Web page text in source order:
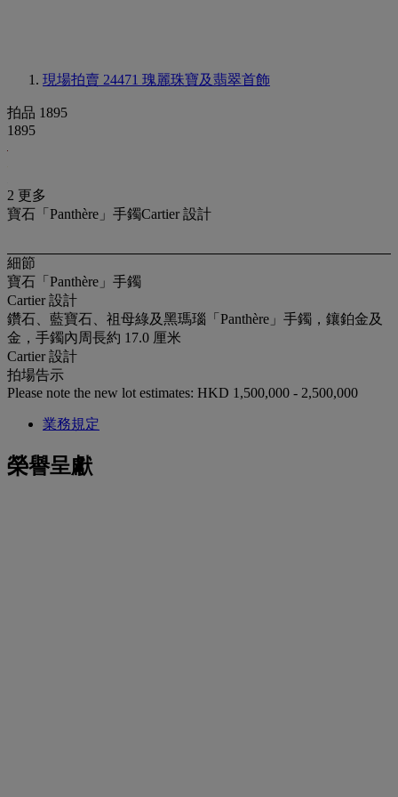
現場拍賣 24471 瑰麗珠寶及翡翠首飾
拍品 1895
1895
2 更多
寶石「Panthère」手鐲Cartier 設計
細節
寶石「Panthère」手鐲
Cartier 設計
鑽石、藍寶石、祖母綠及黑瑪瑙「Panthère」手鐲，鑲鉑金及
金，手鐲內周長約 17.0 厘米
Cartier 設計
拍場告示
Please note the new lot estimates: HKD 1,500,000 - 2,500,000
業務規定
榮譽呈獻